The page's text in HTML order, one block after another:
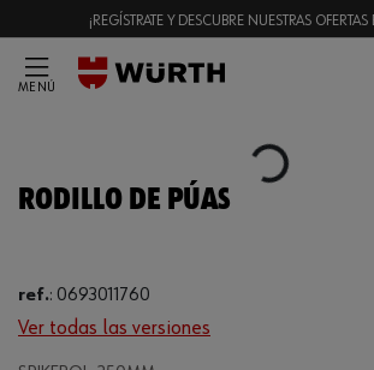
¡REGÍSTRATE Y DESCUBRE NUESTRAS
MENÚ
Loading...
RODILLO DE PÚAS
ref.: 0693011760
Ver todas las versiones